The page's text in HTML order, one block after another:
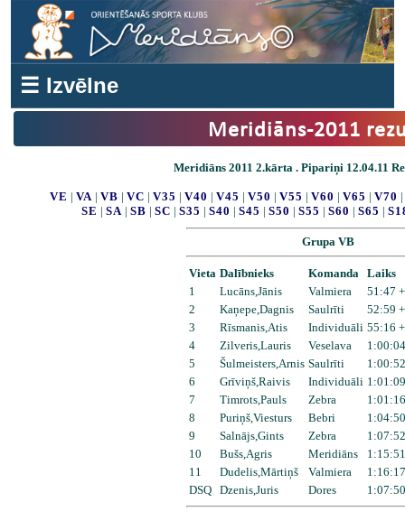
☰ Izvēlne
Meridiāns-2011
Meridiāns 2011 2.kārta . Pipariņi 12.04.11
VE | VA | VB | VC | V35 | V40 | V45 | V50 | V55 | V60 | V65 | V70 |
SE | SA| SB | SC | S35 | S40 | S45 | S50 | S55 | S60 | S65 |
Grupa VB
Vieta Dalībnieks Komanda
Laiks
1
Lucāns,Jānis Valmiera
51:47
2
Kaņepe,Dagnis Saulrīti
52:59
3
Rīsmanis,Atis Individuāli 55:16
4
Zilveris,Lauris Veselava
5
Šulmeisters,Arnis Saulrīti
6
Grīviņš,Raivis Individuāli
7
Timrots,Pauls Zebra
8
Puriņš,Viesturs Bebri
9
Salnājs,Gints Zebra
10
Bušs,Agris Meridiāns
11
Dudelis,Mārtiņš Valmiera
DSQ
Dzenis,Juris Dores